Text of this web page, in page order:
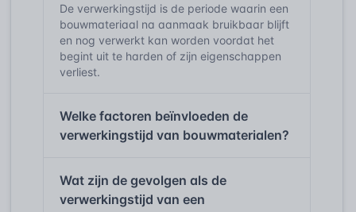
De verwerkingstijd is de periode waarin een
bouwmateriaal na aanmaak bruikbaar blijft
en nog verwerkt kan worden voordat het
begint uit te harden of zijn eigenschappen
verliest.
Welke factoren beïnvloeden de
verwerkingstijd van bouwmaterialen?
Wat zijn de gevolgen als de
verwerkingstijd van een